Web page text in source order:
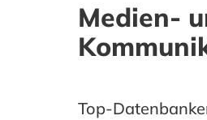
Medien-
Top-